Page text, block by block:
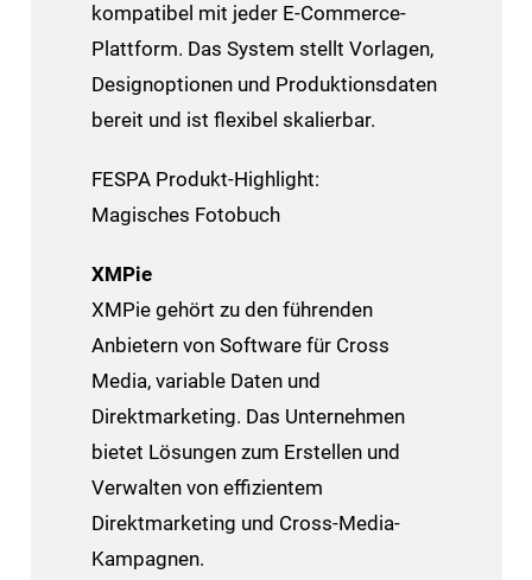
kompatibel mit jeder E-Commerce-
Plattform. Das System stellt Vorlagen,
Designoptionen und Produktionsdaten
bereit und ist flexibel skalierbar.
FESPA Produkt-Highlight:
Magisches Fotobuch
XMPie
XMPie gehört zu den führenden
Anbietern von Software für Cross
Media, variable Daten und
Direktmarketing. Das Unternehmen
bietet Lösungen zum Erstellen und
Verwalten von effizientem
Direktmarketing und Cross-Media-
Kampagnen.